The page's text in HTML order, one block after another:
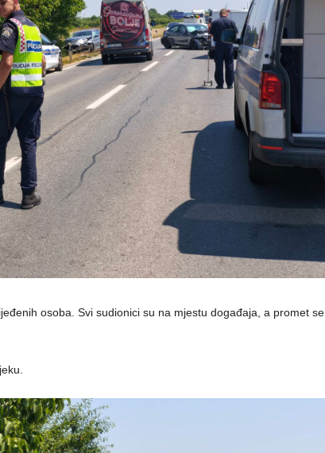
osoba. Svi sudionici su na mjestu događaja, a promet se